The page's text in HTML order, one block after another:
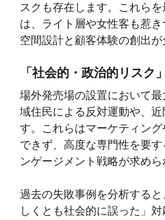
スクも存在します。これら
は、ライト層や女性客も惹
空間設計と顧客体験の創出が
「社会的・政治的リスク
場外発売場の設置において
域住民による反対運動や、
す。これらはマーケティン
できず、高度な専門性を要
ンゲージメント戦略が求めら
過去の失敗事例を分析する
しくとも社会的に誤った」